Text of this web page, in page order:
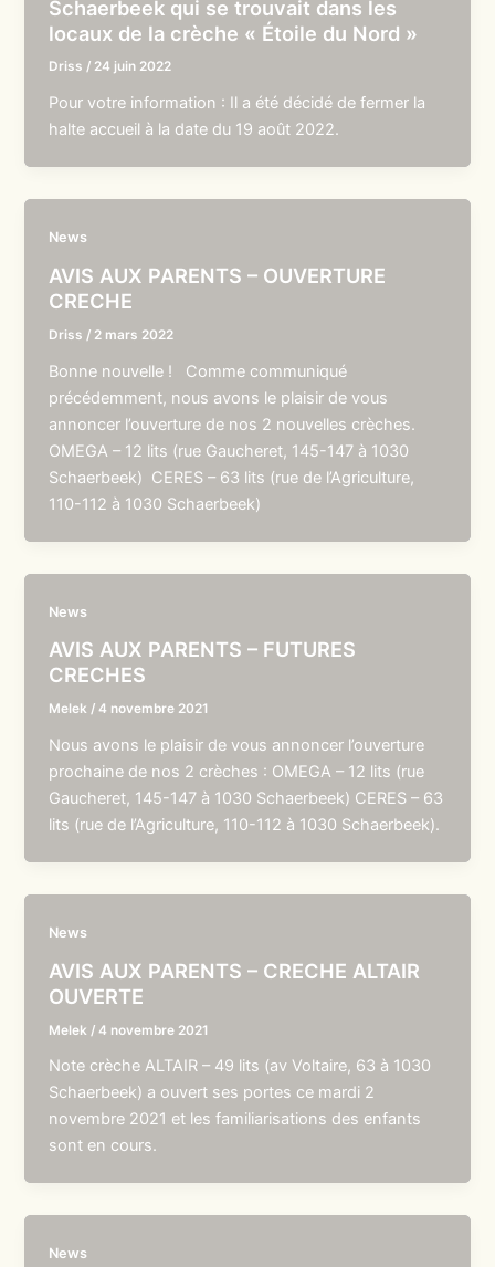
Schaerbeek qui se trouvait dans les
locaux de la crèche « Étoile du Nord »
Driss / 24 juin 2022
Pour votre information : Il a été décidé de fermer la
halte accueil à la date du 19 août 2022.
News
AVIS AUX PARENTS – OUVERTURE
CRECHE
Driss / 2 mars 2022
Bonne nouvelle ! Comme communiqué
précédemment, nous avons le plaisir de vous
annoncer l’ouverture de nos 2 nouvelles crèches.
OMEGA – 12 lits (rue Gaucheret, 145-147 à 1030
Schaerbeek) CERES – 63 lits (rue de l’Agriculture,
110-112 à 1030 Schaerbeek)
News
AVIS AUX PARENTS – FUTURES
CRECHES
Melek /4 novembre 2021
Nous avons le plaisir de vous annoncer l’ouverture
prochaine de nos 2 crèches : OMEGA – 12 lits (rue
Gaucheret, 145-147 à 1030 Schaerbeek) CERES – 63
lits (rue de l’Agriculture, 110-112 à 1030 Schaerbeek).
News
AVIS AUX PARENTS – CRECHE ALTAIR
OUVERTE
Melek /4 novembre 2021
Note crèche ALTAIR – 49 lits (av Voltaire, 63 à 1030
Schaerbeek) a ouvert ses portes ce mardi 2
novembre 2021 et les familiarisations des enfants
sont en cours.
News